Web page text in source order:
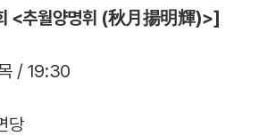
<추월양명휘 (秋月揚明輝)>]
/ 19:30
당